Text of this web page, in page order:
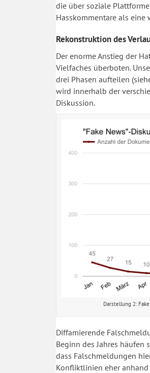
die über soziale
Hasskommentare als
Rekonstruktion des
Der enorme Anstieg der
Vielfaches überboten.
drei Phasen aufteilen
wird innerhalb der
Diskussion.
Darstellung 2:
Diffamierende
Beginn des Jahres häufen
dass Falschmeldungen
Konfliktlinien eher